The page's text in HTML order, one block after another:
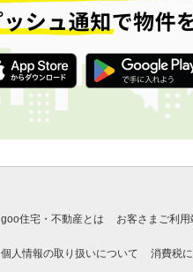
goo住宅・不動産とは お客さまご利
個人情報の取り扱いについて 消費税